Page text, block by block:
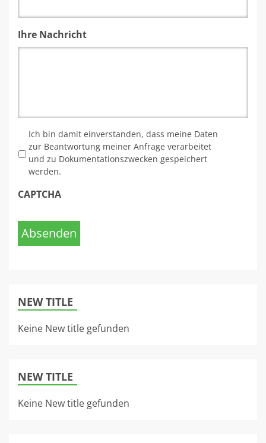
Ihre Nachricht
Ich bin damit einverstanden, dass meine Daten
zur Beantwortung meiner Anfrage verarbeitet
und zu Dokumentationszwecken gespeichert
werden.
CAPTCHA
Absenden
NEW TITLE
Keine New title gefunden
NEW TITLE
Keine New title gefunden